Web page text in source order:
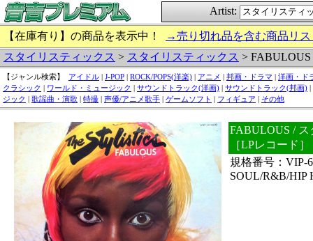
Artist:
【在庫有り】の商品を表示中！
→売り切れ品を含む商品リ
スタイリスティックス > スタイリスティックス > FABULOUS
【ジャンル検索】 アイドル | J-POP | ROCK/POPS(洋楽) | アニメ | 邦画・ドラマ | 洋画・ド
クラシック | ワールド・ミュージック | サウンドトラック(洋画) | サウンドトラック(邦画) |
ジック | 歌謡曲・演歌 | 特撮 | 声優/アニメ歌手 | ゲームソフト | フィギュア | その他
FABULOUS /
［LPレコード］
規格番号：VIP-
SOUL/R&B/HIP